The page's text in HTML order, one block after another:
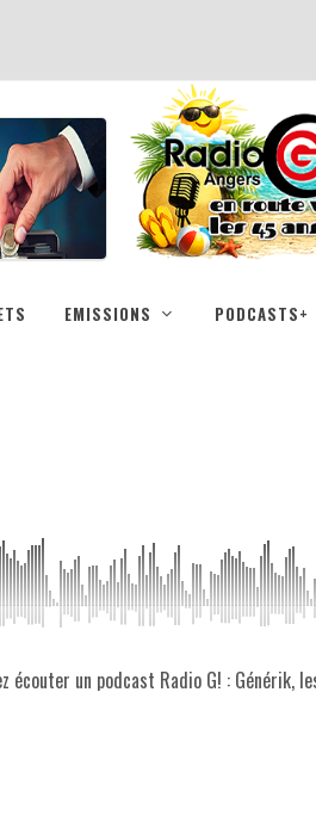
EMISSIONS PODCASTS+
écouter un podcast Radio G! : Générik,